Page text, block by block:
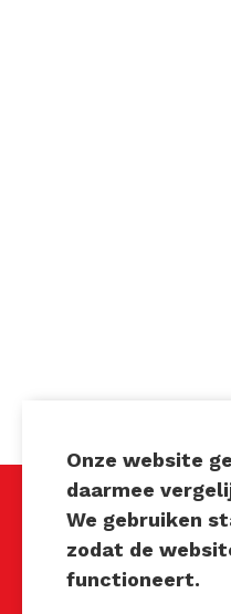
Techniek
Onze website
daarmee
We gebruiken
zodat de
functioneert.